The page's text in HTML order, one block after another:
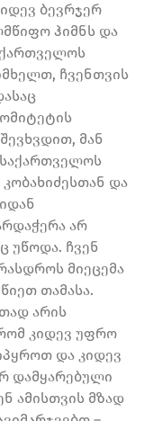
ბევრჯერ
ჰიმნს და
ჩვენთვის
მან
საქართველოს
და
არ
უწოდა. ჩვენ
მიეცემა
თამასა.
არის
კიდევ უფრო
და კიდევ
დამყარებული
ამისთვის მზად